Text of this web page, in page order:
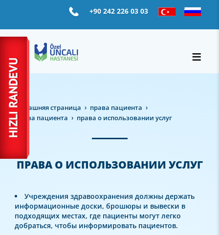
+90 242 226 03 03
домашняя страница
права пациента
права пациента
права о использовании услуг
ПРАВА О ИСПОЛЬЗОВАНИИ УСЛУГ
Учреждения здравоохранения должны держать
информационные доски, брошюры и вывески в
подходящих местах, где пациенты могут легко
добраться, чтобы информировать пациентов.